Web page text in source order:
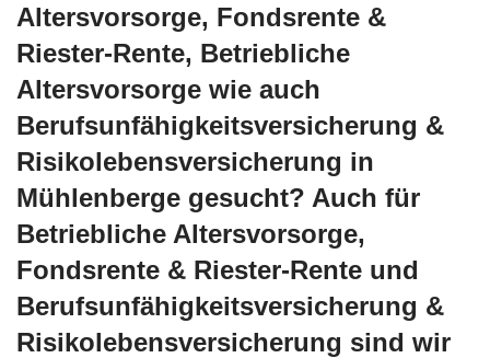
Altersvorsorge, Fondsrente &
Riester-Rente, Betriebliche
Altersvorsorge wie auch
Berufsunfähigkeitsversicherung &
Risikolebensversicherung in
Mühlenberge gesucht? Auch für
Betriebliche Altersvorsorge,
Fondsrente & Riester-Rente und
Berufsunfähigkeitsversicherung &
Risikolebensversicherung sind wir